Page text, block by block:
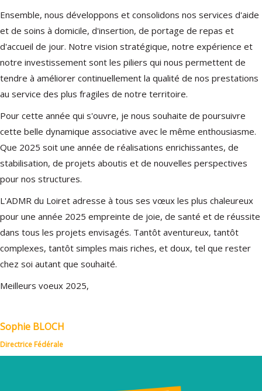
Ensemble, nous développons et consolidons nos services d'aide
et de soins à domicile, d'insertion, de portage de repas et
d'accueil de jour. Notre vision stratégique, notre expérience et
notre investissement sont les piliers qui nous permettent de
tendre à améliorer continuellement la qualité de nos prestations
au service des plus fragiles de notre territoire.
Pour cette année qui s'ouvre, je nous souhaite de poursuivre
cette belle dynamique associative avec le même enthousiasme.
Que 2025 soit une année de réalisations enrichissantes, de
stabilisation, de projets aboutis et de nouvelles perspectives
pour nos structures.
L'ADMR du Loiret adresse à tous ses vœux les plus chaleureux
pour une année 2025 empreinte de joie, de santé et de réussite
dans tous les projets envisagés. Tantôt aventureux, tantôt
complexes, tantôt simples mais riches, et doux, tel que rester
chez soi autant que souhaité.
Meilleurs voeux 2025,
Sophie BLOCH
Directrice Fédérale